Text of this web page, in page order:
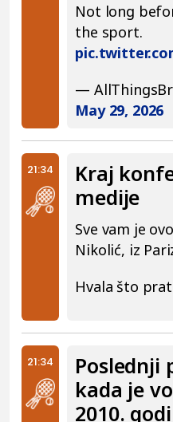
Not long
the sport.
—
May 29, 2026
21:34
Kraj
medije
Sve vam je
Nikolić, iz
Hvala što
21:34
Poslednji
kada je
2010.